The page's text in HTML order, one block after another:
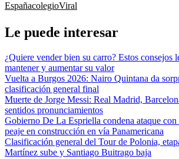
EspañacolegioViral
Le puede interesar
¿Quiere vender bien su carro? Estos consejos
mantener y aumentar su valor
Vuelta a Burgos 2026: Nairo Quintana da
clasificación general final
Muerte de Jorge Messi: Real Madrid,
sentidos pronunciamientos
Gobierno De La Espriella condena ataque
peaje en construcción en vía Panamericana
Clasificación general del Tour de Polonia,
Martínez sube y Santiago Buitrago baja